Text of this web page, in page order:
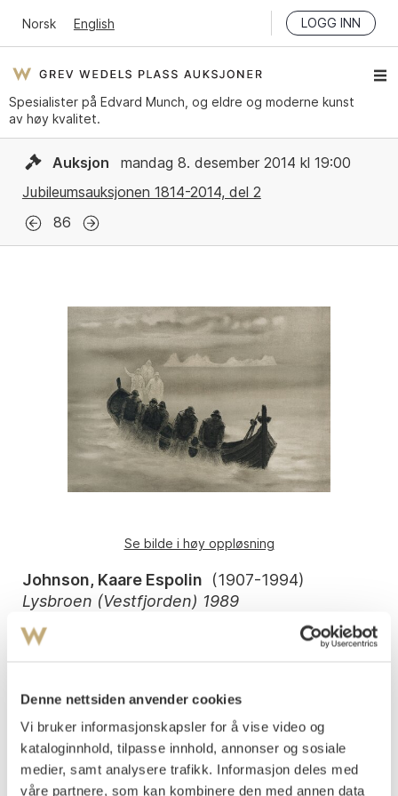
Denne nettsiden anvender cookies
Vi bruker informasjonskapsler for å vise video og
kataloginnhold, tilpasse innhold, annonser og sosiale
medier, samt analysere trafikk. Informasjon deles med
våre partnere, som kan kombinere den med annen data
Norsk English LOGG INN
Spesialister på Edvard Munch, og eldre og moderne kunst
av høy kvalitet.
Auksjon
mandag 8. desember 2014 kl 19:00
Jubileumsauksjonen 1814-2014, del 2
86
Se bilde i høy oppløsning
Johnson, Kaare Espolin (1907-1994)
Lysbroen (Vestfjorden) 1989
Litografi med håndkolorering
Nummerert nede t.v.: HC 23/30. Påtegnet med tittel og
påtegnet nede t.v.: "Lysbroen" (Vestfjorden) Lito med
håndlaveringer -. Påtegnet med dedikasjon nede på arket.
Fra 1988.
Vurdering